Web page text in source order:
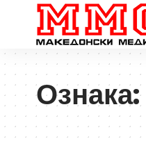
Ознака: